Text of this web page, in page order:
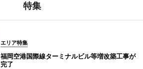
特集
エリア特集
福岡空港国際線ターミナルビル等増改築工事が
完了